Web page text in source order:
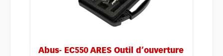
Abus- EC550 ARES Outil d‘ouverture